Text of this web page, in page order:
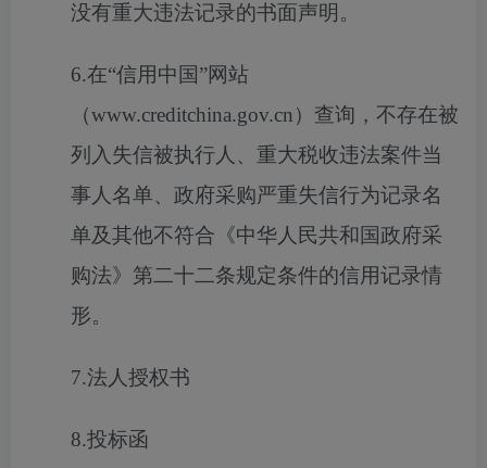
没有重大违法记录的书面声明。
6.在“信用中国”网站
（www.creditchina.gov.cn）查询，不存在被
列入失信被执行人、重大税收违法案件当
事人名单、政府采购严重失信行为记录名
单及其他不符合《中华人民共和国政府采
购法》第二十二条规定条件的信用记录情
形。
7.法人授权书
8.投标函